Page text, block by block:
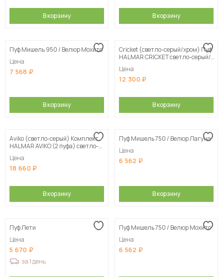
В корзину В корзину
Пуф Мишель 950 / Велюр Мохито
Цена
7 568
В корзину
Cricket (светло-серый/хром) Пуф
HALMAR CRICKET светло-серый/
Цена
12 300
В корзину
Aviko (светло-серый) Комплект
HALMAR AVIKO (2 пуфа) светло-
Цена
18 660
В корзину
Пуф Мишель 750 / Велюр Лагуна
Цена
6 562
В корзину
Пуф Лети
Цена
5 670
за 1 день
Пуф Мишель 750 / Велюр Мохито
Цена
6 562